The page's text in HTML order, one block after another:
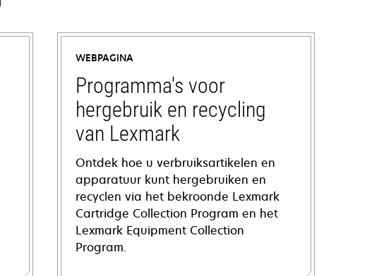
WEBPAGINA
Programma's voor
hergebruik en recycling
van Lexmark
Ontdek hoe u verbruiksartikelen en
apparatuur kunt hergebruiken en
recyclen via het bekroonde Lexmark
Cartridge Collection Program en het
Lexmark Equipment Collection
Program.